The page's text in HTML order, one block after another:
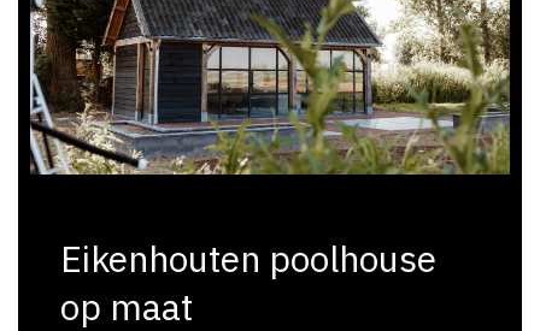
Eikenhouten poolhouse
op maat